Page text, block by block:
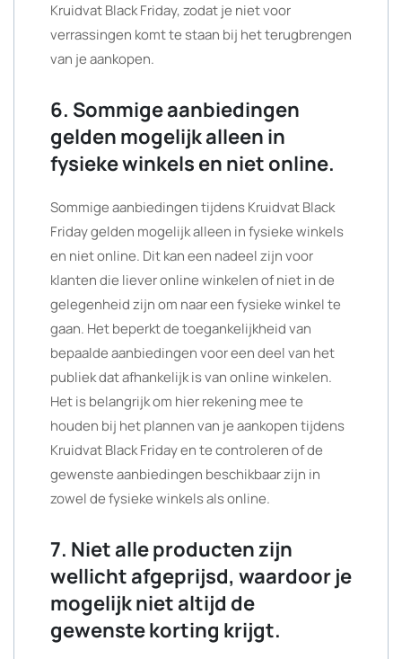
Kruidvat Black Friday, zodat je niet voor
verrassingen komt te staan bij het terugbrengen
van je aankopen.
6. Sommige aanbiedingen
gelden mogelijk alleen in
fysieke winkels en niet online.
Sommige aanbiedingen tijdens Kruidvat Black
Friday gelden mogelijk alleen in fysieke winkels
en niet online. Dit kan een nadeel zijn voor
klanten die liever online winkelen of niet in de
gelegenheid zijn om naar een fysieke winkel te
gaan. Het beperkt de toegankelijkheid van
bepaalde aanbiedingen voor een deel van het
publiek dat afhankelijk is van online winkelen.
Het is belangrijk om hier rekening mee te
houden bij het plannen van je aankopen tijdens
Kruidvat Black Friday en te controleren of de
gewenste aanbiedingen beschikbaar zijn in
zowel de fysieke winkels als online.
7. Niet alle producten zijn
wellicht afgeprijsd, waardoor je
mogelijk niet altijd de
gewenste korting krijgt.